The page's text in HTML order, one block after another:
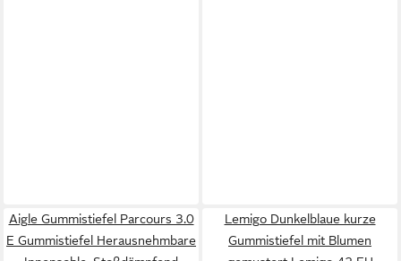
Aigle Gummistiefel Parcours 3.0
E Gummistiefel Herausnehmbare
Lemigo Dunkelblaue kurze
Gummistiefel mit Blumen